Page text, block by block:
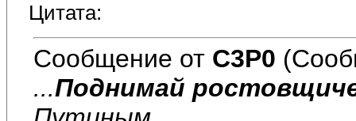
Цитата:
Сообщение от C3P0
...Поднимай